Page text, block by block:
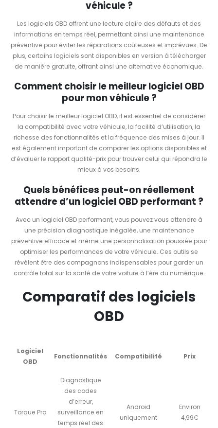
véhicule ?
Les logiciels OBD offrent une lecture claire des défauts et des
informations en temps réel, permettant ainsi une maintenance
préventive pour éviter les réparations coûteuses et imprévues. De
plus, certains logiciels sont disponibles en version à télécharger
de manière gratuite, offrant ainsi une alternative économique.
Comment choisir le meilleur logiciel OBD
pour mon véhicule ?
Pour choisir le meilleur logiciel OBD, il est essentiel de considérer
la compatibilité avec votre véhicule, la facilité d’utilisation, la
richesse des fonctionnalités et la fréquence des mises à jour. Il
est également important de comparer les options disponibles et
d’évaluer le rapport qualité-prix pour trouver celui qui répondra le
mieux à vos besoins.
Quels bénéfices peut-on réellement
attendre d’un logiciel OBD performant ?
Avec un logiciel OBD performant, vous pouvez vous attendre à
une précision diagnostique inégalée, une maintenance
préventive efficace et même une personnalisation poussée pour
optimiser les performances de votre véhicule. Ces outils se
révèlent être des compagnons indispensables pour garder un
contrôle total sur la santé de votre voiture à l’ère du numérique.
Comparatif des logiciels
OBD
Logiciel
OBD
Fonctionnalités Compatibilité Prix
Torque Pro
Diagnostique
des codes
d’erreur,
surveillance en
temps réel des
Android
uniquement
Environ
4,99€